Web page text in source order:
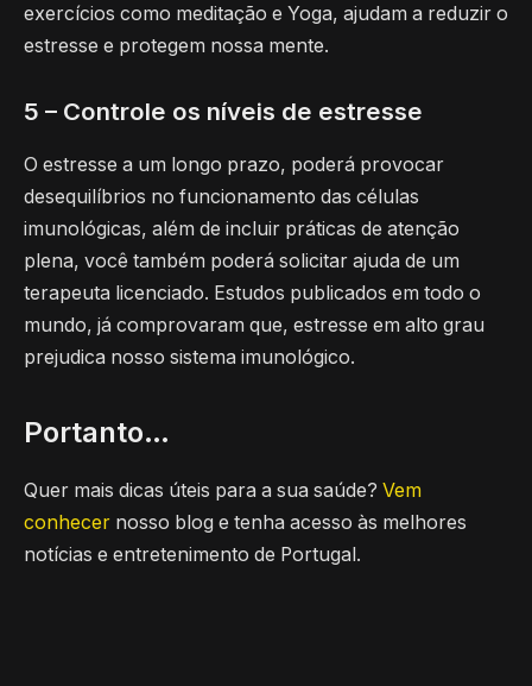
exercícios como meditação e Yoga, ajudam a reduzir o
estresse e protegem nossa mente.
5 – Controle os níveis de estresse
O estresse a um longo prazo, poderá provocar
desequilíbrios no funcionamento das células
imunológicas, além de incluir práticas de atenção
plena, você também poderá solicitar ajuda de um
terapeuta licenciado. Estudos publicados em todo o
mundo, já comprovaram que, estresse em alto grau
prejudica nosso sistema imunológico.
Portanto…
Quer mais dicas úteis para a sua saúde? Vem
conhecer nosso blog e tenha acesso às melhores
notícias e entretenimento de Portugal.